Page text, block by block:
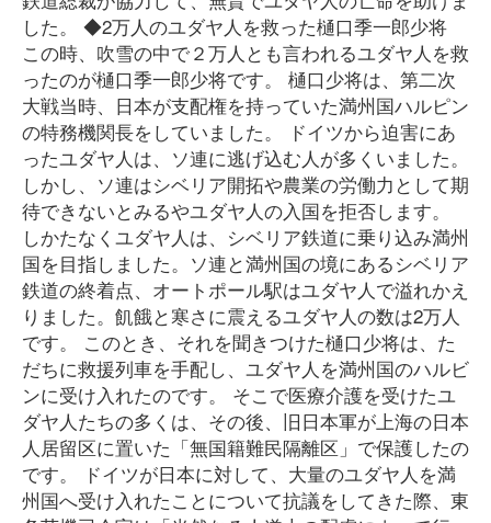
した。 ◆2万人のユダヤ人を救った樋口季一郎少将
この時、吹雪の中で２万人とも言われるユダヤ人を救
ったのが樋口季一郎少将です。 樋口少将は、第二次
大戦当時、日本が支配権を持っていた満州国ハルピン
の特務機関長をしていました。 ドイツから迫害にあ
ったユダヤ人は、ソ連に逃げ込む人が多くいました。
しかし、ソ連はシベリア開拓や農業の労働力として期
待できないとみるやユダヤ人の入国を拒否します。
しかたなくユダヤ人は、シベリア鉄道に乗り込み満州
国を目指しました。ソ連と満州国の境にあるシベリア
鉄道の終着点、オートポール駅はユダヤ人で溢れかえ
りました。飢餓と寒さに震えるユダヤ人の数は2万人
です。 このとき、それを聞きつけた樋口少将は、た
だちに救援列車を手配し、ユダヤ人を満州国のハルビ
ンに受け入れたのです。 そこで医療介護を受けたユ
ダヤ人たちの多くは、その後、旧日本軍が上海の日本
人居留区に置いた「無国籍難民隔離区」で保護したの
です。 ドイツが日本に対して、大量のユダヤ人を満
州国へ受け入れたことについて抗議をしてきた際、東